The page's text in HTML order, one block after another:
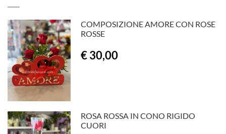
COMPOSIZIONE AMORE CON ROSE
ROSSE
€ 30,00
ROSA ROSSA IN CONO RIGIDO
CUORI